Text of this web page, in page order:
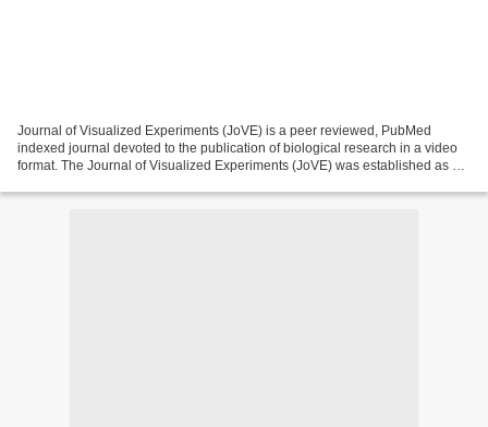
Journal of Visualized Experiments (JoVE) is a peer reviewed, PubMed
indexed journal devoted to the publication of biological research in a video
format. The Journal of Visualized Experiments (JoVE) was established as a